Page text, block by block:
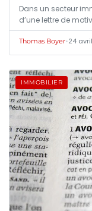
Dans un secteur
d’une lettre de
Thomas Boyer•24
IMMOBILIER